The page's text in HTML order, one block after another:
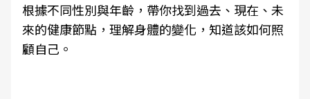
根據不同性別與年齡，帶你找到過去、現在、未
來的健康節點，理解身體的變化，知道該如何照
顧自己。